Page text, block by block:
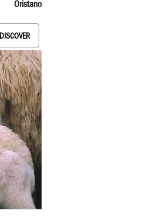
Oristano
DISCOVER